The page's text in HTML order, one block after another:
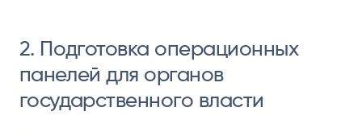
2. Подготовка операционных
панелей для органов
государственного власти